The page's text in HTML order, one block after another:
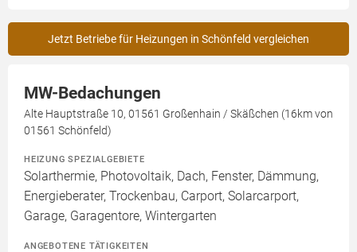
Jetzt Betriebe für Heizungen in Schönfeld vergleichen
MW-Bedachungen
Alte Hauptstraße 10, 01561 Großenhain / Skäßchen (16km von
01561 Schönfeld)
HEIZUNG SPEZIALGEBIETE
Solarthermie, Photovoltaik, Dach, Fenster, Dämmung,
Energieberater, Trockenbau, Carport, Solarcarport,
Garage, Garagentore, Wintergarten
ANGEBOTENE TÄTIGKEITEN